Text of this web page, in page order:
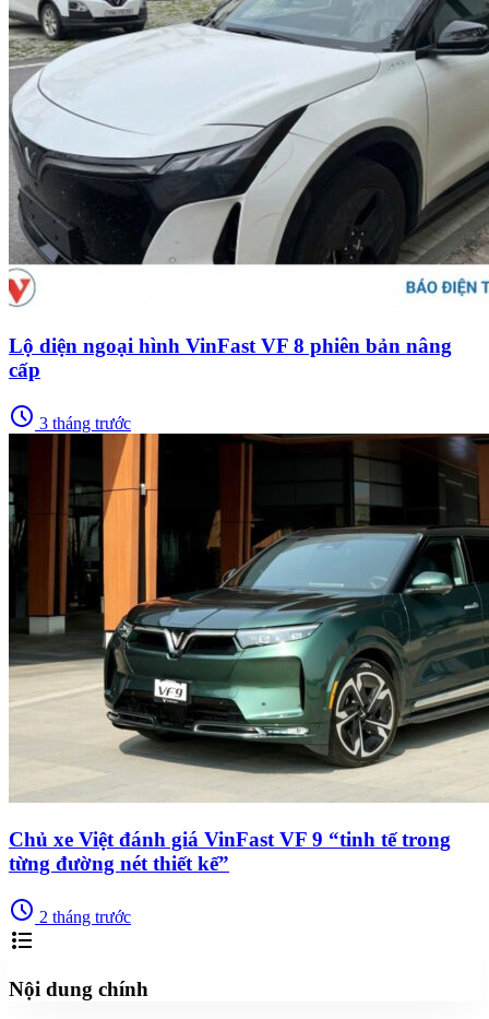
Lộ diện ngoại hình VinFast VF 8 phiên bản nâng
cấp
schedule 3 tháng trước
Chủ xe Việt đánh giá VinFast VF 9 “tinh tế trong
từng đường nét thiết kế”
schedule 2 tháng trước
format_list_bulleted
Nội dung chính